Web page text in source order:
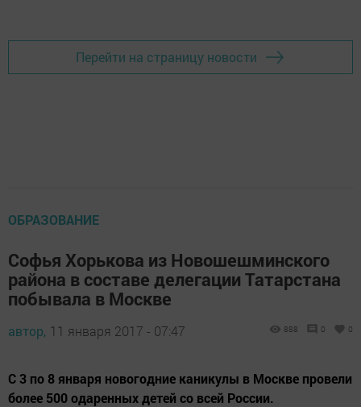
Перейти на страницу новости
ОБРАЗОВАНИЕ
Софья Хорькова из Новошешминского
района в составе делегации Татарстана
побывала в Москве
автор, 11 января 2017 - 07:47 888 0 0
С 3 по 8 января новогодние каникулы в Москве провели
более 500 одаренных детей со всей России.